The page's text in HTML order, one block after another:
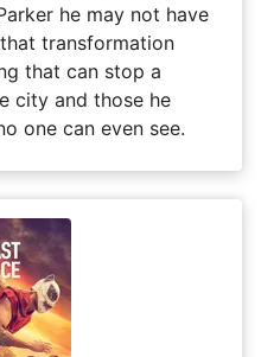
he may not have
transformation
that can stop a
city and those he
one can even see.